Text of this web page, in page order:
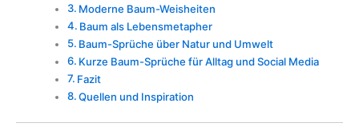
Moderne Baum-Weisheiten
Baum als Lebensmetapher
Baum-Sprüche über Natur und Umwelt
Kurze Baum-Sprüche für Alltag und Social Media
Fazit
Quellen und Inspiration